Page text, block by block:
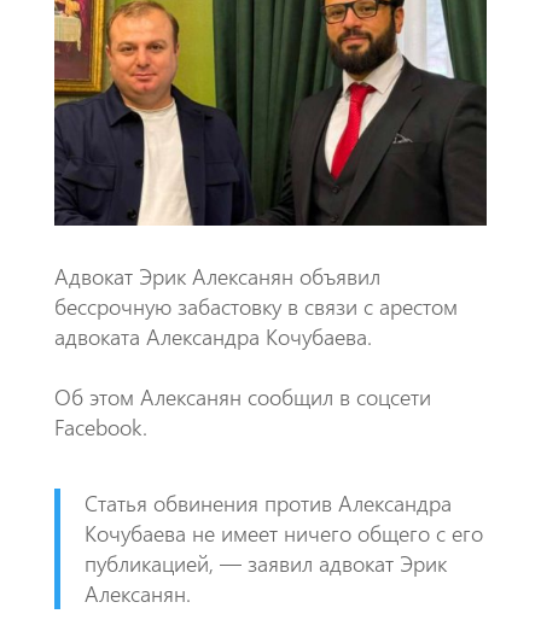
o
o
k
s
A
p
p
a
m
Адвокат Эрик Алексанян объявил
бессрочную забастовку в связи с арестом
адвоката Александра Кочубаева.
Об этом Алексанян сообщил в соцсети
Facebook.
Статья обвинения против Александра
Кочубаева не имеет ничего общего с его
публикацией, — заявил адвокат Эрик
Алексанян.